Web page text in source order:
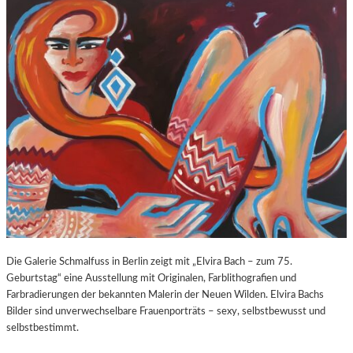
A
R
T
S
2
0
.
G
E
B
U
R
S
T
A
G
X
P
O
S
U
E
“
I
N
D
E
R
O
R
N
F
Die Galerie Schmalfuss in Berlin zeigt mit „Elvira Bach – zum 75.
Geburtstag“ eine Ausstellung mit Originalen, Farblithografien und
Farbradierungen der bekannten Malerin der Neuen Wilden. Elvira Bachs
Bilder sind unverwechselbare Frauenporträts – sexy, selbstbewusst und
selbstbestimmt.